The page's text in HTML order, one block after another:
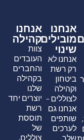
אנחנו
מובילים
שינוי
אנחנו לא
רק רשת
ביטחון
וקהילה
לצוללים –
אנחנו גם
שותפים
לערכים
שלך
אנחנו
קהילה
צוות
העובדים
והחברים
בקהילה
שלנו
יוצרים יחד
רשת
תוססת
של
צוללים,